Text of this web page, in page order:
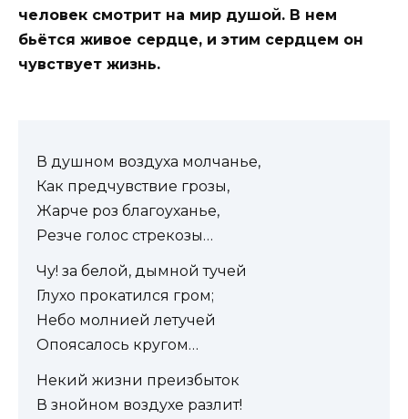
человек смотрит на мир душой. В нем
бьётся живое сердце, и этим сердцем он
чувствует жизнь.
В душном воздуха молчанье,
Как предчувствие грозы,
Жарче роз благоуханье,
Резче голос стрекозы…
Чу! за белой, дымной тучей
Глухо прокатился гром;
Небо молнией летучей
Опоясалось кругом…
Некий жизни преизбыток
В знойном воздухе разлит!